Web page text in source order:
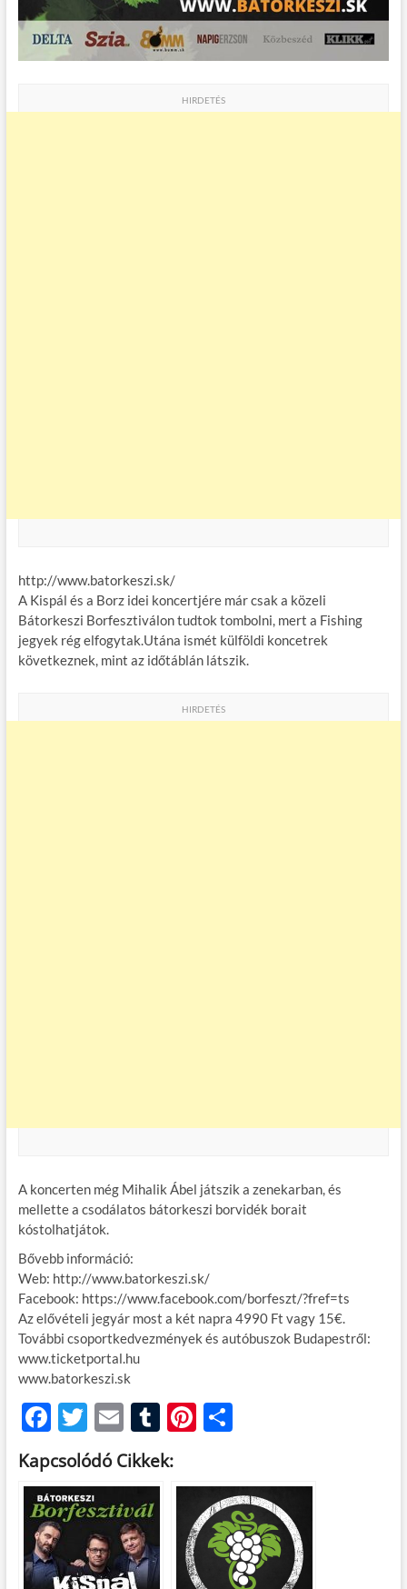
HIRDETÉS
http://www.batorkeszi.sk/
A Kispál és a Borz idei koncertjére már csak a közeli
Bátorkeszi Borfesztiválon tudtok tombolni, mert a Fishing
jegyek rég elfogytak.Utána ismét külföldi koncetrek
következnek, mint az időtáblán látszik.
HIRDETÉS
A koncerten még Mihalik Ábel játszik a zenekarban, és
mellette a csodálatos bátorkeszi borvidék borait
kóstolhatjátok.
Bővebb információ:
Web: http://www.batorkeszi.sk/
Facebook: https://www.facebook.com/borfeszt/?fref=ts
Az elővételi jegyár most a két napra 4990 Ft vagy 15€.
További csoportkedvezmények és autóbuszok Budapestről:
www.ticketportal.hu
www.batorkeszi.sk
F
ac
e
b
o
o
T
w
itt
er
E
m
ail
T
u
m
Pi
es
t
O
m
e
g
Kapcsolódó Cikkek: